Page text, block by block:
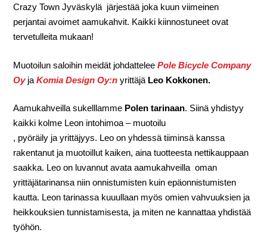
Crazy Town Jyväskylä järjestää joka kuun viimeinen
perjantai avoimet aamukahvit. Kaikki kiinnostuneet ovat
tervetulleita mukaan!
Muotoilun saloihin meidät johdatteleePole Bicycle Company
OyjaKomia Design Oy:n yrittäjä Leo Kokkonen.
Aamukahveilla sukelllamme Polen tarinaan. Siinä yhdistyy
kaikki kolme Leon intohimoa – muotoilu
, pyöräily ja yrittäjyys. Leo on yhdessä tiiminsä kanssa
rakentanut ja muotoillut kaiken, aina tuotteesta nettikauppaan
saakka. Leo on luvannut avata aamukahveilla oman
yrittäjätarinansa niin onnistumisten kuin epäonnistumisten
kautta. Leon tarinassa kuuullaan myös omien vahvuuksien ja
heikkouksien tunnistamisesta, ja miten ne kannattaa yhdistää
työhön.